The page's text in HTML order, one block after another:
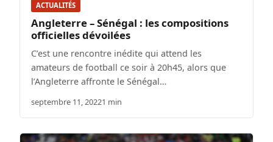
ACTUALITÉS
Angleterre – Sénégal : les compositions
officielles dévoilées
C’est une rencontre inédite qui attend les
amateurs de football ce soir à 20h45, alors que
l’Angleterre affronte le Sénégal…
septembre 11, 20221 min